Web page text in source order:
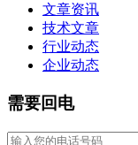
文章资讯
技术文章
行业动态
企业动态
需要回电